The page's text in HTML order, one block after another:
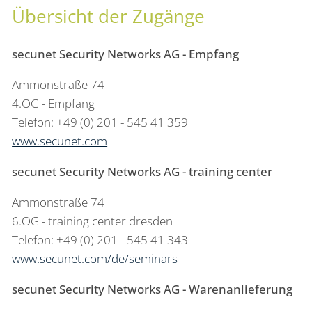
Übersicht der Zugänge
secunet Security Networks AG - Empfang
Ammonstraße 74
4.OG - Empfang
Telefon: +49 (0) 201 - 545 41 359
www.secunet.com
secunet Security Networks AG - training center
Ammonstraße 74
6.OG - training center dresden
Telefon: +49 (0) 201 - 545 41 343
www.secunet.com/de/seminars
secunet Security Networks AG - Warenanlieferung